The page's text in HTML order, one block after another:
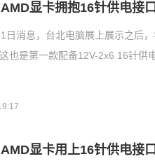
显卡拥抱16针供电接口
日消息，台北电脑展上展示之后
也是第一款配备12V-2x6 16针供
显卡用上16针供电接